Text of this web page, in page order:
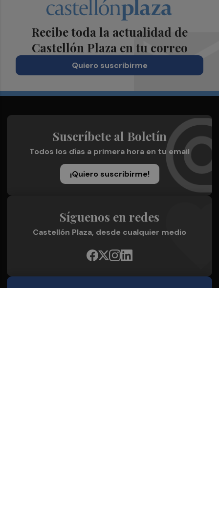
Recibe toda la actualidad de
Castellón Plaza en tu correo
Quiero suscribirme
Suscríbete al Boletín
Todos los días a primera hora en tu email
¡Quiero suscribirme!
Síguenos en redes
Castellón Plaza, desde cualquier medio